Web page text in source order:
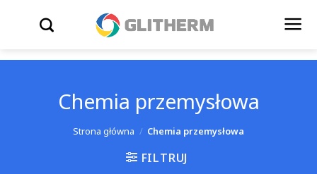
WYSZUKIWARKA
Chemia przemysłowa
Strona główna / Chemia przemysłowa
FILTRUJ